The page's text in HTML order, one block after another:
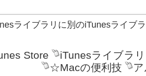
ライブラリに別のiTunesライブ
Store
iTunesライブラリ
☆Macの便利技